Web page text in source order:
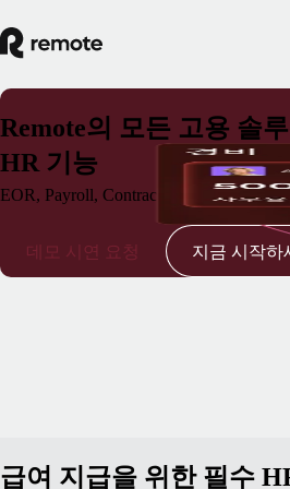
Remote의 모든 고용 솔
HR 기능
EOR, Payroll, Contractor
데모 시연 요청 지금 시작하
급여 지급을 위한 필수